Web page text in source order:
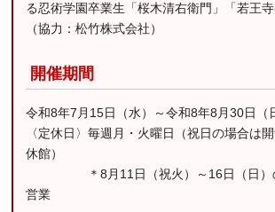
る忍術学園卒業生「桜木清右衛門」「若王
（協力：松竹株式会社）
開催期間
令和8年7月15日（水）～令和8年8月30日（
〈定休日〉毎週月・火曜日（祝日の場合は
休館）
＊8月11日（祝火）～16日（日）の
営業